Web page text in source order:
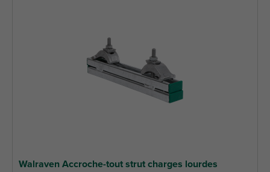
Walraven Accroche-tout strut charges lourdes